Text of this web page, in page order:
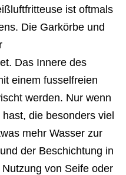
ist oftmals
Die Garkörbe und
Das Innere des
einem fusselfreien
werden. Nur wenn
die besonders viel
mehr Wasser zur
der Beschichtung in
von Seife oder